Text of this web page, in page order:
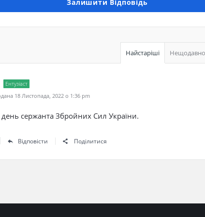
Залишити Відповідь
Найстаріші Нещодавно
Ентузіаст
18 Листопада, 2022 о 1:36 pm
день сержанта Збройних Сил України.
Відповісти Поділитися